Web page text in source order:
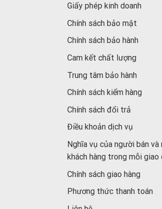
Giấy phép kinh doanh
Chính sách bảo mật
Chính sách bảo hành
Cam kết chất lượng
Trung tâm bảo hành
Chính sách kiểm hàng
Chính sách đổi trả
Điều khoản dịch vụ
Nghĩa vụ của người bán và
khách hàng trong mỗi giao
Chính sách giao hàng
Phương thức thanh toán